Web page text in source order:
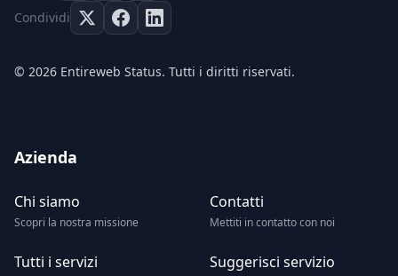
Condividi
© 2026 Entireweb Status. Tutti i diritti riservati.
Azienda
Chi siamo
Scopri la nostra missione
Contatti
Mettiti in contatto con noi
Tutti i servizi Suggerisci servizio